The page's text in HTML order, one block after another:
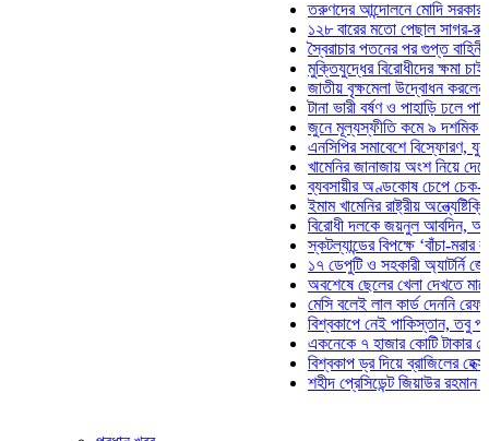
তরুণদের আন্দোলনে মোদি সরকার দুর্বল
১২৮ বারের মতো পেছাল সাগর-রুনি
স্বৈরাচার পতনের পর গুপ্ত বাহিনীর
মুক্তিযুদ্ধের বিরোধীদের ক্ষমা চাইতে
জাতীয় বৃক্ষমেলা উদ্বোধন করলেন
টানা ভারী বর্ষণ ও পাহাড়ি ঢলে পানিবন্দি
জুনে মূল্যস্ফীতি কমে ৯ দশমিক ১৬
এনসিপির সমাবেশে বিস্ফোরণ, যুবলীগের
খামেনির জানাজায় অংশ নিয়ে দেশে
ব্যবসায়ীর অণ্ডকোষ চেপে চেক-
ইমাম খামেনির রাষ্ট্রীয়
বিরোধী দলকে জয়নুল আবদিন, আপনারা
স্কটল্যান্ডের বিপক্ষে ‘বাঁচা-মরার
১৭ ডেপুটি ও সহকারী অ্যাটর্নি
অবশেষে ছেলের খেলা দেখতে মাঠে
মেসি বলেই লাল কার্ড দেননি রেফারি!
বিশ্বকাপে নেই পাকিস্তান, তবু প্রতিটি
একনেকে ৭ হাজার কোটি টাকার ৫
বিশ্বকাপ ড্র দিয়ে ব্রাজিলের হেক্সা
শহীদ প্রেসিডেন্ট জিয়াউর রহমান